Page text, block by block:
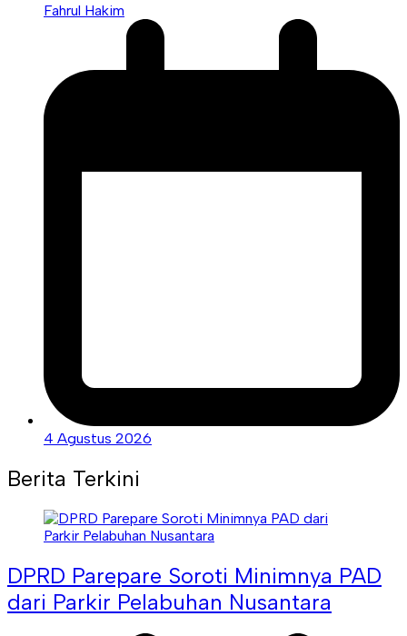
Fahrul Hakim
4 Agustus 2026
Berita Terkini
DPRD Parepare Soroti Minimnya PAD
dari Parkir Pelabuhan Nusantara